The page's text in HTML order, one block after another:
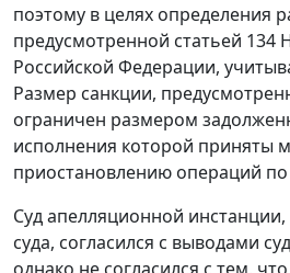
поэтому в целях определения
предусмотренной статьей 134
Российской Федерации,
Размер санкции,
ограничен размером
исполнения которой приняты
приостановлению операций по
Суд апелляционной
суда, согласился с выводами